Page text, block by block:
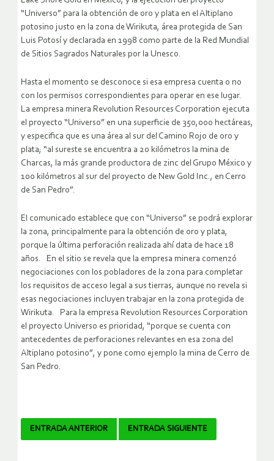
“Universo” para la obtención de oro y plata en el Altiplano
potosino justo en la zona de Wirikuta, área protegida de San
Luis Potosí y declarada en 1998 como parte de la Red Mundial
de Sitios Sagrados Naturales por la Unesco.
Hasta el momento se desconoce si esa empresa cuenta o no
con los permisos correspondientes para operar en ese lugar.
La empresa minera Revolution Resources Corporation ejecuta
el proyecto “Universo” en una superficie de 350,000 hectáreas,
y especifica que es una área al sur del Camino Rojo de oro y
plata; “al sureste se encuentra a 20 kilómetros la mina de
Charcas, la más grande productora de zinc del Grupo México y
100 kilómetros al sur del proyecto de New Gold Inc., en Cerro
de San Pedro”.
El comunicado establece que con “Universo” se podrá explorar
la zona, principalmente para la obtención de oro y plata,
porque la última perforación realizada ahí data de hace 18
años. En el sitio se revela que la empresa minera comenzó
negociaciones con los pobladores de la zona para completar
los requisitos de acceso legal a sus tierras, aunque no revela si
esas negociaciones incluyen trabajar en la zona protegida de
Wirikuta. Para la empresa Revolution Resources Corporation
el proyecto Universo es prioridad, “porque se cuenta con
antecedentes de perforaciones relevantes en esa zona del
Altiplano potosino”, y pone como ejemplo la mina de Cerro de
San Pedro.
Navegador
ENTRADA ANTERIOR ENTRADA SIGUIENTE